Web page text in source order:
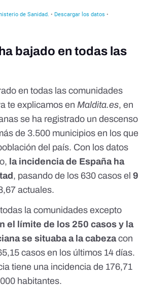
bajado en todas las
en todas las comunidades
te explicamos en Maldita.es, en
se ha registrado un descenso
de 3.500 municipios en los que
del país. Con los datos
, la incidencia de España ha
, pasando de los 630 casos el 9
actuales.
la comunidades excepto
el límite de los 250 casos y la
se situaba a la cabezacon
casos en los últimos 14 días.
tiene una incidencia de 176,71
habitantes.